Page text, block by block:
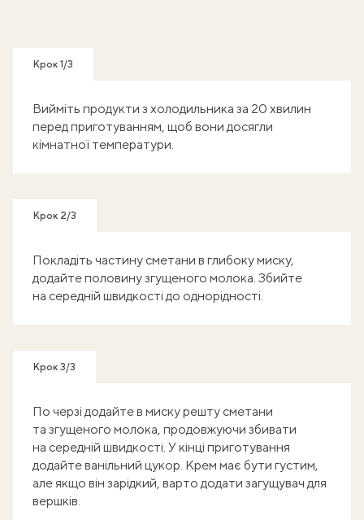
Крок 1/3
Вийміть продукти з холодильника за 20 хвилин
перед приготуванням, щоб вони досягли
кімнатної температури.
Крок 2/3
Покладіть частину сметани в глибоку миску,
додайте половину згущеного молока. Збийте
на середній швидкості до однорідності.
Крок 3/3
По черзі додайте в миску решту сметани
та згущеного молока, продовжуючи збивати
на середній швидкості. У кінці приготування
додайте ванільний цукор. Крем має бути густим,
але якщо він зарідкий, варто додати загущувач для
вершків.